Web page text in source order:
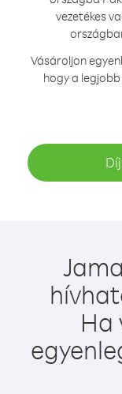
vezetékes
Vásároljon
hogy a
Ha